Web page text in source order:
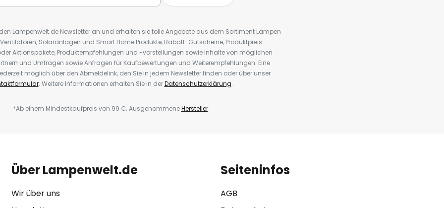
Lampenwelt.de Newsletter an und erhalten sie tolle Angebote aus dem Sortiment Lampen
Solaranlagen und Smart Home Produkte, Rabatt-Gutscheine, Produktpreis-
Aktionspakete, Produktempfehlungen und -vorstellungen sowie Inhalte von möglichen
und Umfragen sowie Anfragen für Kaufbewertungen und Weiterempfehlungen. Eine
möglich über den Abmeldelink, den Sie in jedem Newsletter finden oder über unser
. Weitere Informationen erhalten Sie in derDatenschutzerklärung.
*Ab einem Mindestkaufpreis von 99 €. AusgenommeneHersteller.
Über Lampenwelt.de
Wir über uns
Seiteninfos
AGB